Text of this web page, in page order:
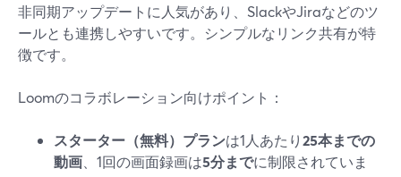
非同期アップデートに人気があり、SlackやJiraなどのツ
ールとも連携しやすいです。シンプルなリンク共有が特
徴です。
Loomのコラボレーション向けポイント：
スターター（無料）プランは1人あたり25本までの
動画 、1回の画面録画は5分までに制限されていま